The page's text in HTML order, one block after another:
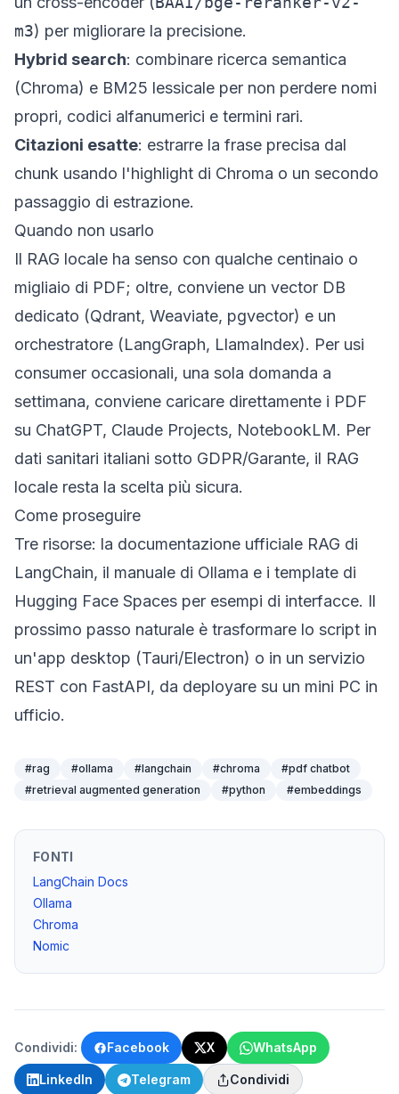
m3) per migliorare la precisione.
Hybrid search: combinare ricerca semantica
(Chroma) e BM25 lessicale per non perdere nomi
propri, codici alfanumerici e termini rari.
Citazioni esatte: estrarre la frase precisa dal
chunk usando l'highlight di Chroma o un secondo
passaggio di estrazione.
Quando non usarlo
Il RAG locale ha senso con qualche centinaio o
migliaio di PDF; oltre, conviene un vector DB
dedicato (Qdrant, Weaviate, pgvector) e un
orchestratore (LangGraph, LlamaIndex). Per usi
consumer occasionali, una sola domanda a
settimana, conviene caricare direttamente i PDF
su ChatGPT, Claude Projects, NotebookLM. Per
dati sanitari italiani sotto GDPR/Garante, il RAG
locale resta la scelta più sicura.
Come proseguire
Tre risorse: la documentazione ufficiale RAG di
LangChain, il manuale di Ollama e i template di
Hugging Face Spaces per esempi di interfacce. Il
prossimo passo naturale è trasformare lo script in
un'app desktop (Tauri/Electron) o in un servizio
REST con FastAPI, da deployare su un mini PC in
ufficio.
#rag #ollama #langchain #chroma #pdf chatbot
#retrieval augmented generation #python #embeddings
FONTI
LangChain Docs
Ollama
Chroma
Nomic
Condividi: Facebook X WhatsApp
LinkedIn Telegram Condividi